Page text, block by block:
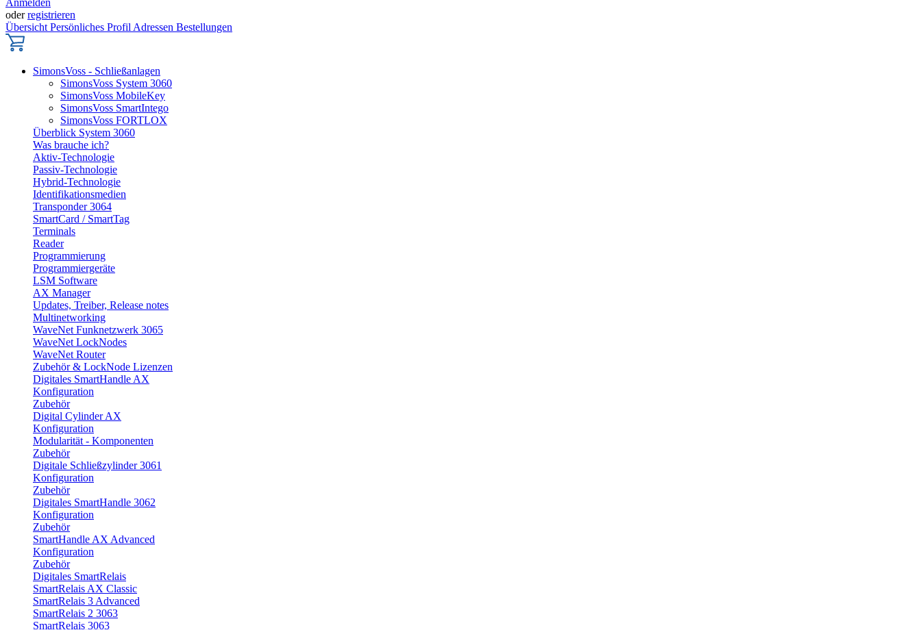
Anmelden
oderregistrieren
Übersicht Persönliches Profil Adressen Bestellungen
SimonsVoss - Schließanlagen
SimonsVoss System 3060
SimonsVoss MobileKey
SimonsVoss SmartIntego
SimonsVoss FORTLOX
Überblick System 3060
Was brauche ich?
Aktiv-Technologie
Passiv-Technologie
Hybrid-Technologie
Identifikationsmedien
Transponder 3064
SmartCard / SmartTag
Terminals
Reader
Programmierung
Programmiergeräte
LSM Software
AX Manager
Updates, Treiber, Release notes
Multinetworking
WaveNet Funknetzwerk 3065
WaveNet LockNodes
WaveNet Router
Zubehör & LockNode Lizenzen
Digitales SmartHandle AX
Konfiguration
Zubehör
Digital Cylinder AX
Konfiguration
Modularität - Komponenten
Zubehör
Digitale Schließzylinder 3061
Konfiguration
Zubehör
Digitales SmartHandle 3062
Konfiguration
Zubehör
SmartHandle AX Advanced
Konfiguration
Zubehör
Digitales SmartRelais
SmartRelais AX Classic
SmartRelais 3 Advanced
SmartRelais 2 3063
SmartRelais 3063